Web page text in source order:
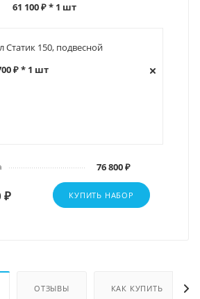
61 100 ₽* 1 шт
Статик 150, подвесной
₽ * 1 шт
76 800 ₽
₽ КУПИТЬ НАБОР
ОТЗЫВЫ КАК КУПИТЬ